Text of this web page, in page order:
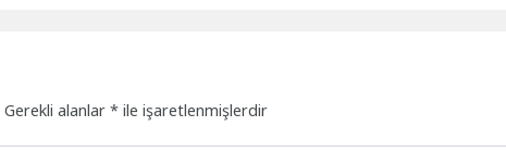
Gerekli alanlar* ile işaretlenmişlerdir